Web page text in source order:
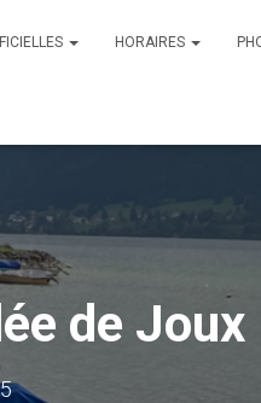
HORAIRES
de Joux